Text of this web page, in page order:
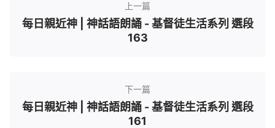
代……），誰能談出認識呢？難道這些你還看不透
嗎？無論哪步工作，在我這兒話一出來，你們就按我
明瞭的問題嗎？不是哪個人想出來的路，也不在哪個
屬靈人的基礎上，而是另闢蹊徑，甚至耶穌説的許多
過時的話都廢了。我所説的話都是開天闢地的工作，
上一篇
每日親近神 | 神話語朗誦 - 基督徒生活系列 選段
163
下一篇
每日親近神 | 神話語朗誦 - 基督徒生活系列 選段
161